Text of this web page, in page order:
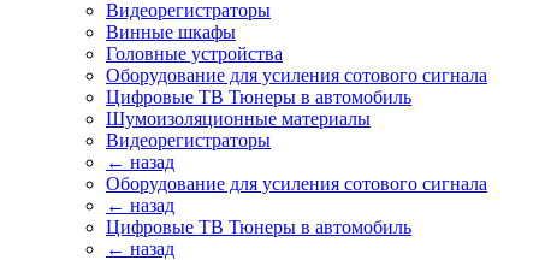
Видеорегистраторы
Винные шкафы
Головные устройства
Оборудование для усиления сотового сигнала
Цифровые ТВ Тюнеры в автомобиль
Шумоизоляционные материалы
Видеорегистраторы
← назад
Оборудование для усиления сотового сигнала
← назад
Цифровые ТВ Тюнеры в автомобиль
← назад